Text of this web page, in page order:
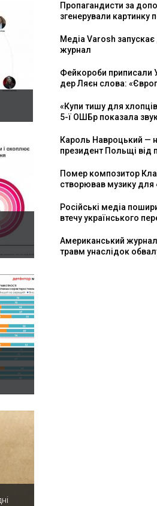
Пропагандисти за
згенерували картинку
Медіа Varosh
журнал
Фейкороби приписали
дер Ляєн слова:
«Купи тишу для
5-ї ОШБр показала
Кароль Навроцький —
президент Польщі від
Помер композитор
створював музику для
Російські медіа
втечу українського
Американський
травм унаслідок